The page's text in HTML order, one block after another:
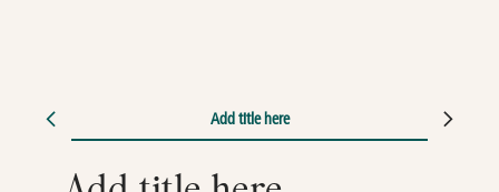
Add title here